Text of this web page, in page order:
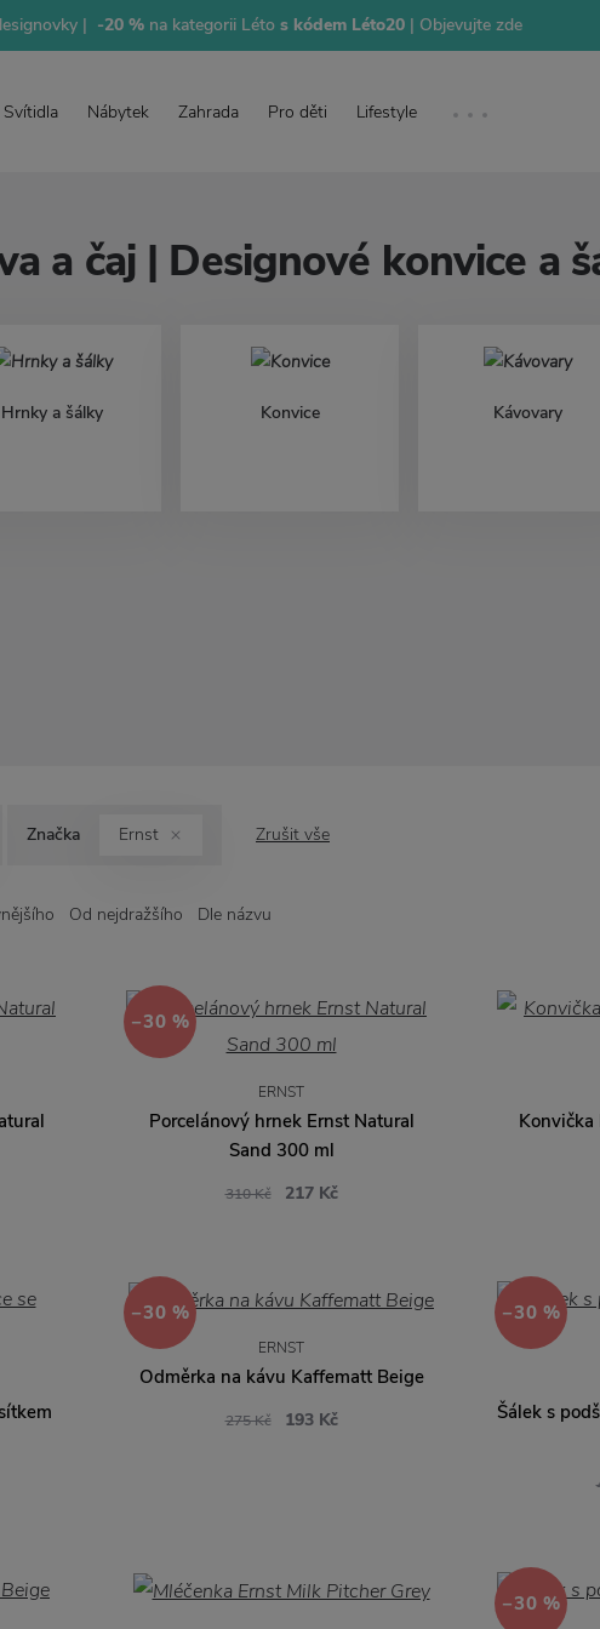
| -20 %na kategorii Létos kódem Léto20 | Objevujte zde
Svítidla Nábytek Zahrada Pro děti Lifestyle
a čaj | Designové konvice a
Hrnky a šálky Konvice
Kávovary
Značka Ernst Zrušit vše
Od nejdražšího Dle názvu
−30 %
ERNST
Porcelánový hrnek Ernst Natural
Sand 300 ml
310 Kč 217 Kč
Konvička
−30 %
ERNST
Odměrka na kávu Kaffematt Beige
275 Kč 193 Kč
−30 %
Šálek s
−30 %